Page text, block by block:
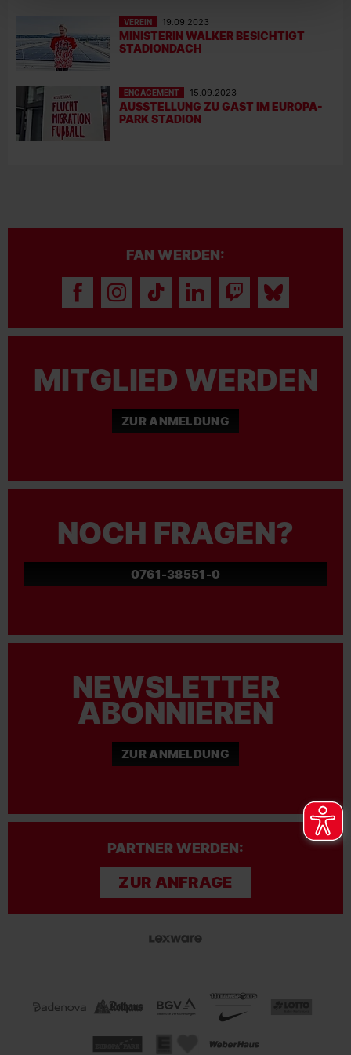
VEREIN 19.09.2023
MINISTERIN WALKER BESICHTIGT
STADIONDACH
ENGAGEMENT 15.09.2023
AUSSTELLUNG ZU GAST IM EUROPA-
PARK STADION
FAN WERDEN:
MITGLIED WERDEN
ZUR ANMELDUNG
NOCH FRAGEN?
0761-38551-0
NEWSLETTER
ABONNIEREN
ZUR ANMELDUNG
PARTNER WERDEN:
ZUR ANFRAGE